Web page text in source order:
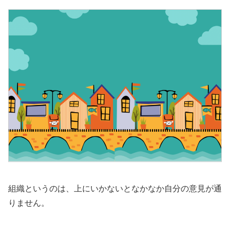
組織というのは、上にいかないとなかなか自分の意見が通
りません。